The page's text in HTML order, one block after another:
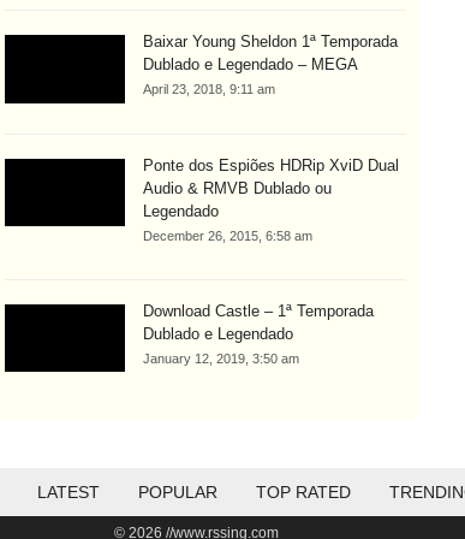
Baixar Young Sheldon 1ª Temporada
Dublado e Legendado – MEGA
April 23, 2018, 9:11 am
Ponte dos Espiões HDRip XviD Dual
Audio & RMVB Dublado ou
Legendado
December 26, 2015, 6:58 am
Download Castle – 1ª Temporada
Dublado e Legendado
January 12, 2019, 3:50 am
LATEST POPULAR TOP RATED
© 2026 //www.rssing.com